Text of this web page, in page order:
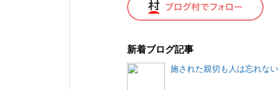
新着ブログ記事
施された親切も人は忘れない